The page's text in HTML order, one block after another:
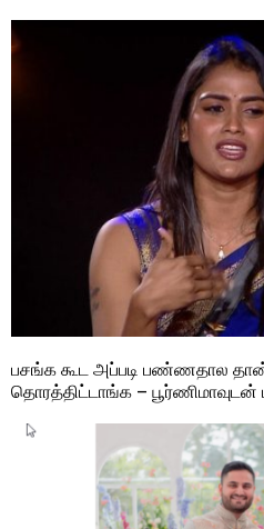
பசங்க கூட அப்படி பண்ணதால
தொரத்திட்டாங்க –